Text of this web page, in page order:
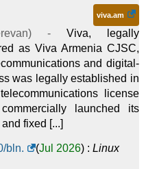
viva.am
) - Viva, legally
as Viva Armenia CJSC,
and digital-
was legally established in
license
launched its
fixed [...]
/bln. (Jul 2026) : Linux